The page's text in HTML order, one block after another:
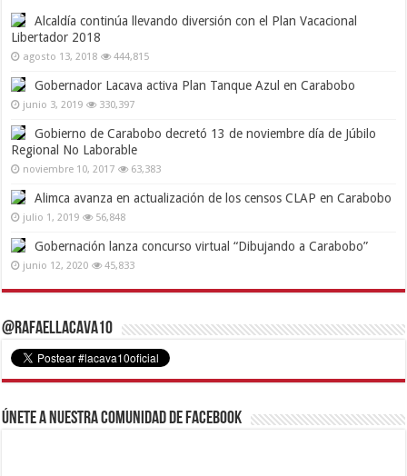
Alcaldía continúa llevando diversión con el Plan Vacacional
Libertador 2018
agosto 13, 2018 444,815
Gobernador Lacava activa Plan Tanque Azul en Carabobo
junio 3, 2019 330,397
Gobierno de Carabobo decretó 13 de noviembre día de Júbilo
Regional No Laborable
noviembre 10, 2017 63,383
Alimca avanza en actualización de los censos CLAP en Carabobo
julio 1, 2019 56,848
Gobernación lanza concurso virtual “Dibujando a Carabobo”
junio 12, 2020 45,833
@RafaelLacava10
Únete a nuestra comunidad de Facebook